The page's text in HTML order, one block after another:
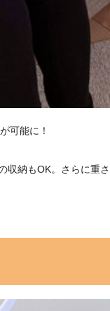
可能に！
収納もOK。さらに重